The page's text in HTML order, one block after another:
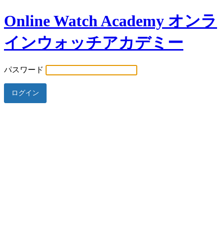
Online Watch Academy オンラ
インウォッチアカデミー
パスワード